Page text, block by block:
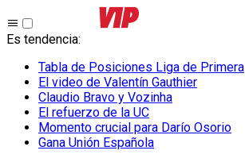
Es tendencia:
Tabla de Posiciones Liga de Primera
El video de Valentín Gauthier
Claudio Bravo y Vozinha
El refuerzo de la UC
Momento crucial para Darío Osorio
Gana Unión Española